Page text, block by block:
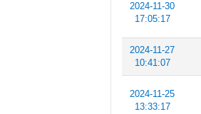
2024-11-30
17:05:17
2024-11-27
10:41:07
2024-11-25
13:33:17